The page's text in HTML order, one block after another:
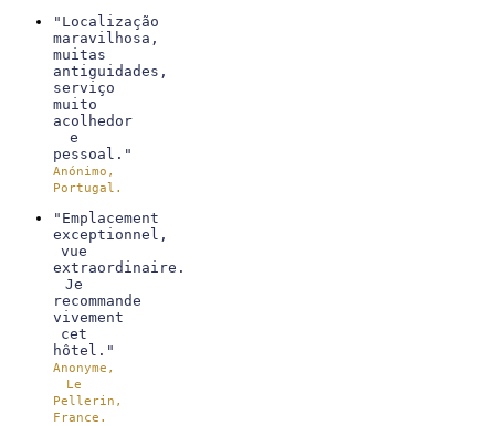
"Localização
maravilhosa,
muitas
antiguidades,
serviço
muito
acolhedor
e
pessoal."
Anónimo,
Portugal.
"Emplacement
exceptionnel,
vue
extraordinaire.
Je
recommande
vivement
cet
hôtel."
Anonyme,
Le
Pellerin,
France.